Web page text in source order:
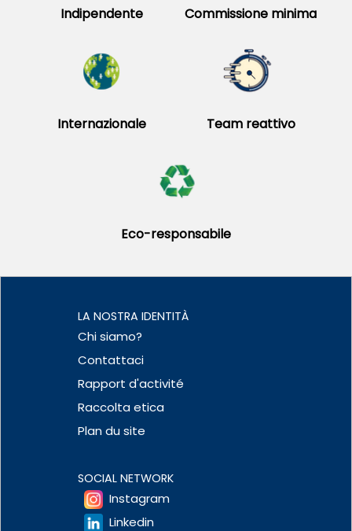
Indipendente Commissione minima
Internazionale Team reattivo
Eco-responsabile
LA NOSTRA IDENTITÀ
Chi siamo?
Contattaci
Rapport d'activité
Raccolta etica
Plan du site
SOCIAL NETWORK
Instagram
Linkedin